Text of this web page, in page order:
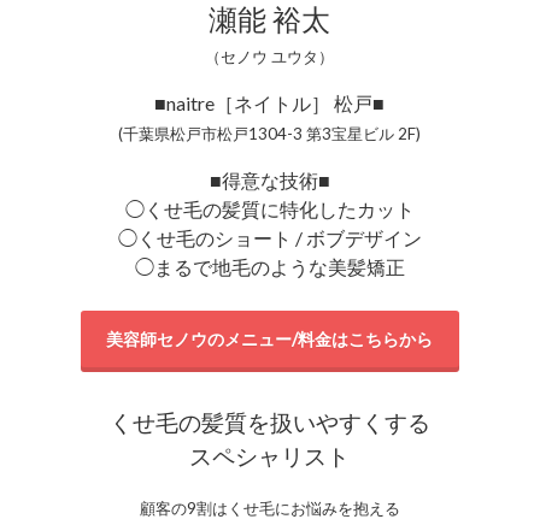
瀬能 裕太
（セノウ ユウタ）
■naitre［ネイトル］ 松戸■
(千葉県松戸市松戸1304-3 第3宝星ビル 2F)
■得意な技術■
◯くせ毛の髪質に特化したカット
◯くせ毛のショート / ボブデザイン
◯まるで地毛のような美髪矯正
美容師セノウのメニュー/料金はこちらから
くせ毛の髪質を扱いやすくする
スペシャリスト
顧客の9割はくせ毛にお悩みを抱える